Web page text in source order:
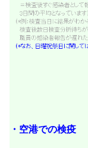
・空港での検疫